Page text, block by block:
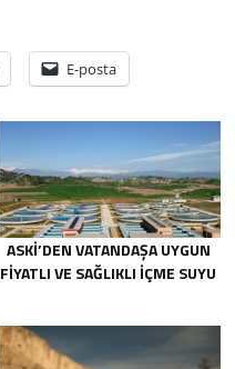
E-posta
ASKİ’DEN VATANDAŞA UYGUN
FIYATLI VE SAĞLIKLI IÇME SUYU